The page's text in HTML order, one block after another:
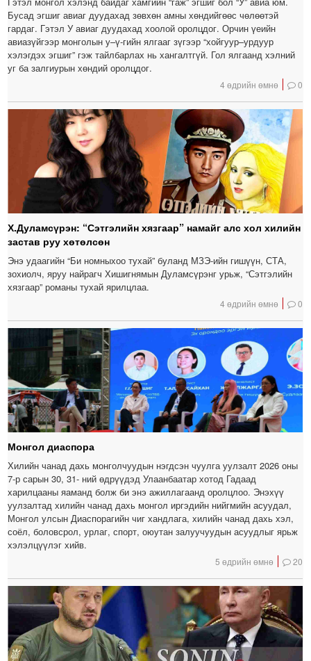
Бусад эгшиг авиаг дуудахад зөвхөн амны хөндийгөөс чөлөөтэй
гардаг. Гэтэл У авиаг дуудахад хоолой оролцдог. Орчин үеийн
авиазүйгээр монголын у–ү-гийн ялгааг зүгээр “хойгуур–урдуур
хэлэгдэх эгшиг” гэж тайлбарлах нь хангалтгүй. Гол ялгаанд хэлний
уг ба залгиурын хөндий оролцдог.
4 өдрийн өмнө 0
Х.Дуламсүрэн: “Сэтгэлийн хязгаар” намайг алс хол хилийн
застав руу хөтөлсөн
Энэ удаагийн “Би номныхоо тухай” буланд МЗЭ-ийн гишүүн, СТА,
зохиолч, яруу найрагч Хишигнямын Дуламсүрэнг урьж, “Сэтгэлийн
хязгаар” романы тухай ярилцлаа.
4 өдрийн өмнө 0
Монгол диаспора
Хилийн чанад дахь монголчуудын нэгдсэн чуулга уулзалт 2026 оны
7-р сарын 30, 31- ний өдрүүдэд Улаанбаатар хотод Гадаад
харилцааны яаманд болж би энэ ажиллагаанд оролцлоо. Энэхүү
уулзалтад хилийн чанад дахь монгол иргэдийн нийгмийн асуудал,
Монгол улсын Диаспорагийн чиг хандлага, хилийн чанад дахь хэл,
соёл, боловсрол, урлаг, спорт, оюутан залуучуудын асуудлыг ярьж
хэлэлцүүлэг хийв.
5 өдрийн өмнө 20